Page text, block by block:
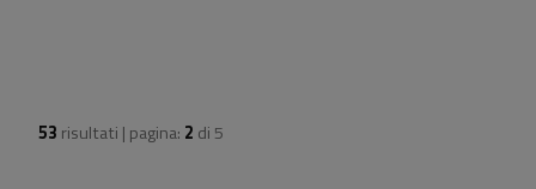
53 risultati | pagina: 2 di 5